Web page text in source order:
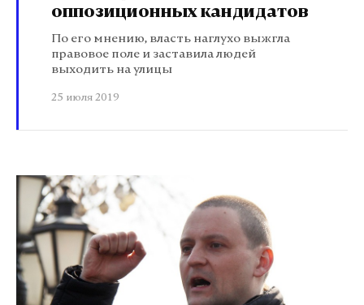
оппозиционных кандидатов
По его мнению, власть наглухо выжгла
правовое поле и заставила людей
выходить на улицы
25 июля 2019